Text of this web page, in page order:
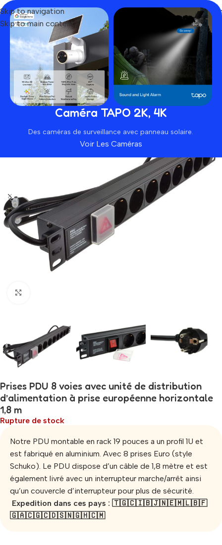
Skip to navigation
Skip to main content
Caméra TAPO 2K, 4K
Des caméras de surveillance avec panneau solaire.
Voir Les Caméras
Home Produit Prises PDU 8 voies avec unité de
SOLD OUT
Prises PDU 8 voies avec unité de distribution
d’alimentation à prise européenne horizontale
1,8 m
Rupture de stock
Notre PDU montable en rack 19 pouces a un profil 1U et
est fabriqué en aluminium. Avec 8 prises Euro (style
Schuko). Le PDU dispose d’un câble de 1,8 mètre et est
également livré avec un interrupteur marche/arrêt ainsi
qu’un couvercle d’interrupteur pour plus de sécurité.
Expedition dans ces pays : 🇹🇬🇨🇮🇧🇯🇳🇪🇲🇱🇧🇫
🇬🇦🇨🇬🇨🇩🇸🇳🇬🇭🇨🇲